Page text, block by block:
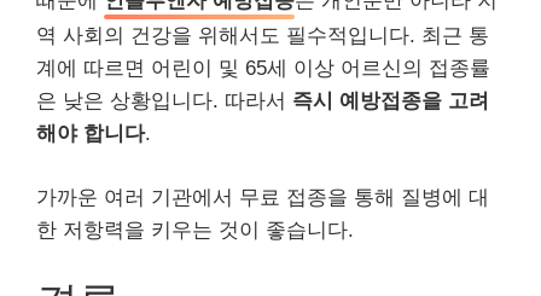
역 사회의 건강을 위해서도 필수적입니다. 최근 통
계에 따르면 어린이 및 65세 이상 어르신의 접종률
은 낮은 상황입니다. 따라서 즉시 예방접종을 고려
해야 합니다.
가까운 여러 기관에서 무료 접종을 통해 질병에 대
한 저항력을 키우는 것이 좋습니다.